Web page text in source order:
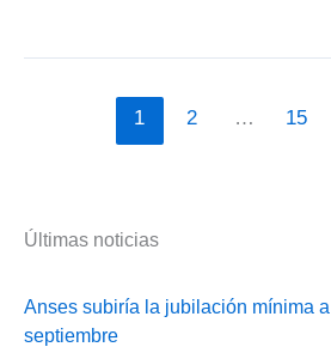
$304.255
1 2 … 15
Últimas noticias
Anses subiría la jubilación mínima
septiembre